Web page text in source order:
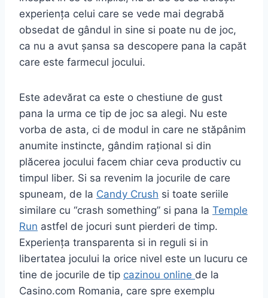
experiența celui care se vede mai degrabă
obsedat de gândul in sine si poate nu de joc,
ca nu a avut șansa sa descopere pana la capăt
care este farmecul jocului.
Este adevărat ca este o chestiune de gust
pana la urma ce tip de joc sa alegi. Nu este
vorba de asta, ci de modul in care ne stăpânim
anumite instincte, gândim rațional si din
plăcerea jocului facem chiar ceva productiv cu
timpul liber. Si sa revenim la jocurile de care
spuneam, de la Candy Crush si toate seriile
similare cu “crash something” si pana la Temple
Run astfel de jocuri sunt pierderi de timp.
Experiența transparenta si in reguli si in
libertatea jocului la orice nivel este un lucuru ce
tine de jocurile de tip cazinou online de la
Casino.com Romania, care spre exemplu